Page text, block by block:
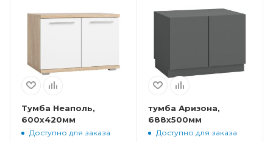
Тумба Неаполь,
600x420мм
Доступно для заказа
тумба Аризона,
688x500мм
Доступно для заказа